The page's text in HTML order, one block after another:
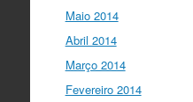
Maio 2014
Abril 2014
Março 2014
Fevereiro 2014